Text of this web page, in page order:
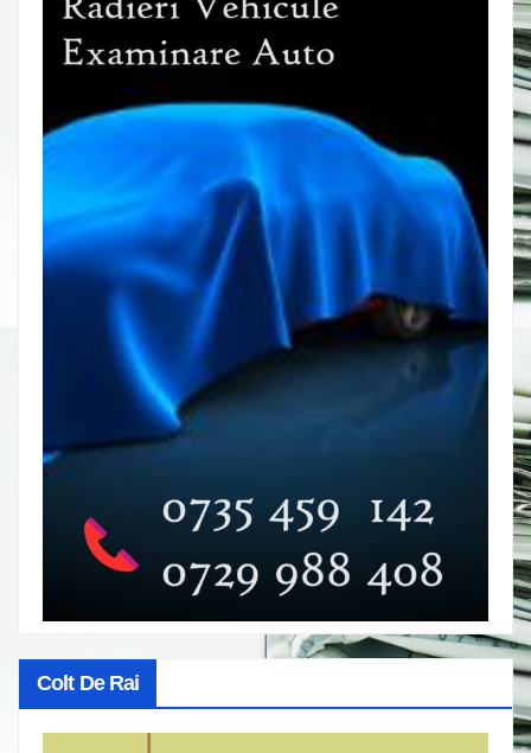
Colt De Rai